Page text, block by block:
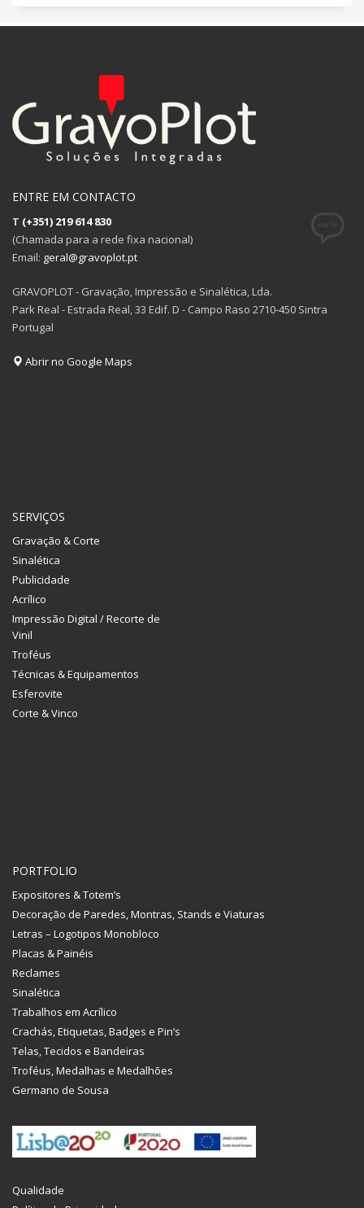
ENTRE EM CONTACTO
T (+351) 219 614 830
(Chamada para a rede fixa nacional)
Email: geral@gravoplot.pt
GRAVOPLOT - Gravação, Impressão e Sinalética, Lda.
Park Real - Estrada Real, 33 Edif. D - Campo Raso 2710-450 Sintra
Portugal
Abrir no Google Maps
SERVIÇOS
Gravação & Corte
Sinalética
Publicidade
Acrílico
Impressão Digital / Recorte de
Vinil
Troféus
Técnicas & Equipamentos
Esferovite
Corte & Vinco
PORTFOLIO
Expositores & Totem’s
Decoração de Paredes, Montras, Stands e Viaturas
Letras – Logotipos Monobloco
Placas & Painéis
Reclames
Sinalética
Trabalhos em Acrílico
Crachás, Etiquetas, Badges e Pin’s
Telas, Tecidos e Bandeiras
Troféus, Medalhas e Medalhões
Germano de Sousa
Qualidade